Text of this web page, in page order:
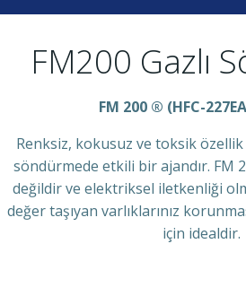
FM200 Gazlı
FM 200 ® (HFC-
Renksiz, kokusuz ve toksik
söndürmede etkili bir ajandır. FM
değildir ve elektriksel iletkenliği
değer taşıyan varlıklarınız
için idealdir.